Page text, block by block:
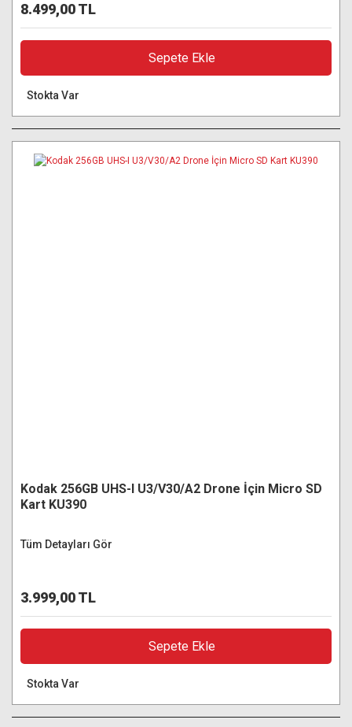
8.499,00 TL
Sepete Ekle
Stokta Var
Kodak 256GB UHS-I U3/V30/A2 Drone İçin Micro SD
Kart KU390
Tüm Detayları Gör
3.999,00 TL
Sepete Ekle
Stokta Var